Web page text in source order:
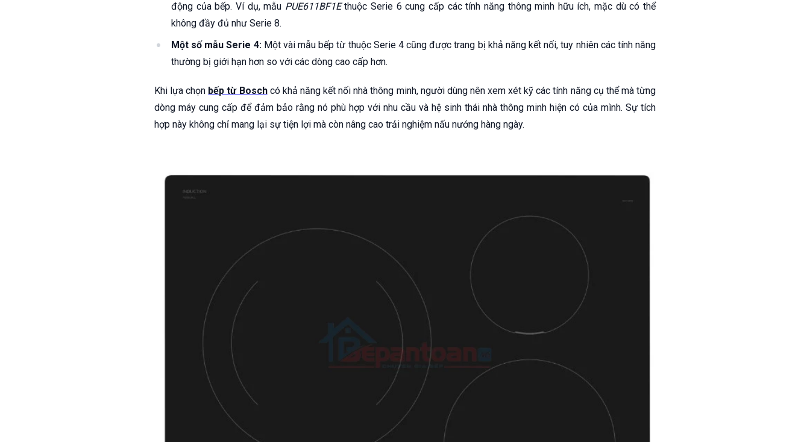
động của bếp. Ví dụ, mẫu PUE611BF1Ethuộc Serie 6 cung cấp các tính năng thông minh hữu ích, mặc dù có thể
không đầy đủ như Serie 8.
Một số mẫu Serie 4:Một vài mẫu bếp từ thuộc Serie 4 cũng được trang bị khả năng kết nối, tuy nhiên các tính năng
thường bị giới hạn hơn so với các dòng cao cấp hơn.
Khi lựa chọn bếp từ Boschcó khả năng kết nối nhà thông minh, người dùng nên xem xét kỹ các tính năng cụ thể mà từng
dòng máy cung cấp để đảm bảo rằng nó phù hợp với nhu cầu và hệ sinh thái nhà thông minh hiện có của mình. Sự tích
hợp này không chỉ mang lại sự tiện lợi mà còn nâng cao trải nghiệm nấu nướng hàng ngày.